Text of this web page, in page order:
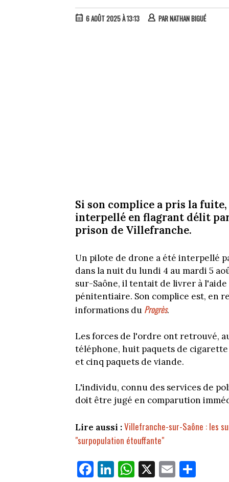
6 AOÛT 2025 À 13:13 PARNATHAN BIGUÉ
Si son complice a pris la
interpellé en flagrant délit
prison de Villefranche.
Un pilote de drone a été interpellé
dans la nuit du lundi 4 au mardi 5
sur-Saône, il tentait de livrer à
pénitentiaire. Son complice est, en
informations du Progrès.
Les forces de l'ordre ont retrouvé,
téléphone, huit paquets de
et cinq paquets de viande.
L'individu, connu des services de
doit être jugé en comparution
Lire aussi :Villefranche-sur-Saône : les
"surpopulation étouffante"
Fa Li W X E